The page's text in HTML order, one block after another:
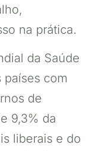
na prática.
da Saúde
países com
de
9,3% da
liberais e do